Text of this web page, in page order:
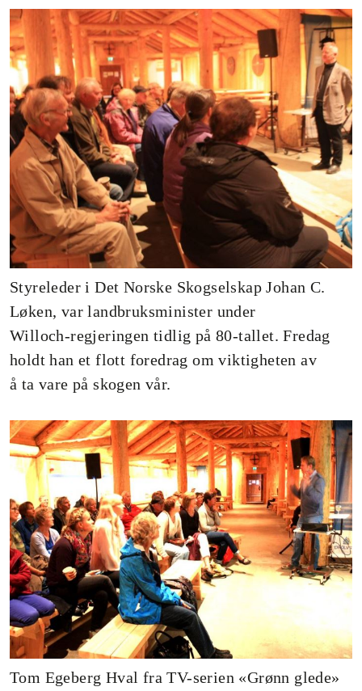
Styreleder i Det Norske Skogselskap Johan C.
Løken, var landbruksminister under
Willoch-regjeringen tidlig på 80-tallet. Fredag
holdt han et flott foredrag om viktigheten av
å ta vare på skogen vår.
Tom Egeberg Hval fra TV-serien «Grønn glede»